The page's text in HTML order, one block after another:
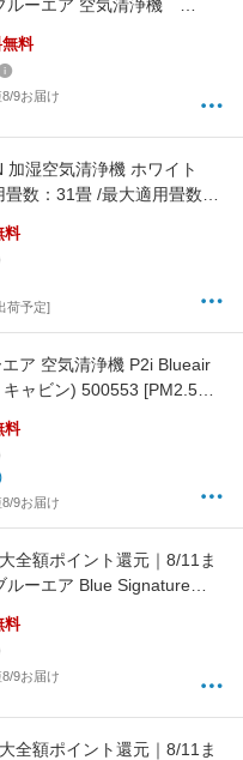
ルーエア 空気清浄機
用床面積：〜56畳） CP7I
料
9お届け
加湿空気清浄機 ホワイト
数：31畳 /最大適用畳数
対応]
料
荷予定]
ア 空気清浄機 P2i Blueair
ャビン) 500553 [PM2.5対
用]
】
料
9お届け
全額ポイント還元｜8/11ま
ルーエア Blue Signature
[適用畳数：57畳
料
9お届け
全額ポイント還元｜8/11ま